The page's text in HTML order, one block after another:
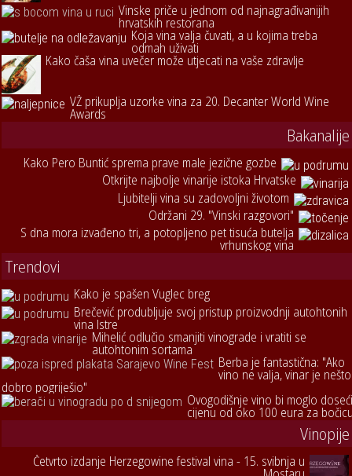
Vinske priče u jednom od najnagrađivanijih
hrvatskih restorana
Koja vina valja čuvati, a u kojima treba
odmah uživati
Kako čaša vina uvečer može utjecati na vaše zdravlje
VŽ prikuplja uzorke vina za 20. Decanter World Wine
Awards
Bakanalije
Kako Pero Buntić sprema prave male jezične gozbe
Otkrijte najbolje vinarije istoka Hrvatske
Ljubitelji vina su zadovoljni životom
Održani 29. "Vinski razgovori"
S dna mora izvađeno tri, a potopljeno pet tisuća butelja
vrhunskog vina
Trendovi
Kako je spašen Vuglec breg
Brečević produbljuje svoj pristup proizvodnji autohtonih
vina Istre
Mihelić odlučio smanjiti vinograde i vratiti se
autohtonim sortama
Berba je fantastična: "Ako
vino ne valja, vinar je nešto
dobro pogriješio"
Ovogodišnje vino bi moglo
cijenu od oko 100 eura za
Vinopije
Četvrto izdanje Herzegowine festival vina - 15. svibnja u